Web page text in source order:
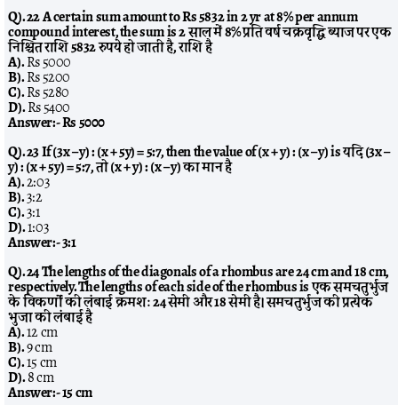
Q). 22 A certain sum amount to Rs 5832 in 2 yr at 8% per annum
compound interest, the sum is 2 साल में 8% प्रति वर्ष चक्रवृद्धि ब्याज पर एक
निश्चित राशि 5832 रुपये हो जाती है, राशि है
A).Rs 5000
B).Rs 5200
C).Rs 5280
D).Rs 5400
Answer:-Rs 5000
Q). 23 If (3x – y) : (x + 5y) = 5:7, then the value of (x + y) : (x – y) is यदि (3x –
y) : (x + 5y) = 5:7, तो (x + y) : (x – y) का मान है
A).2:03
B).3:2
C).3:1
D).1:03
Answer:-3:1
Q). 24 The lengths of the diagonals of a rhombus are 24 cm and 18 cm,
respectively. The lengths of each side of the rhombus is एक समचतुर्भुज
के विकर्णों की लंबाई क्रमशः 24 सेमी और 18 सेमी है। समचतुर्भुज की प्रत्येक
भुजा की लंबाई है
A).12 cm
B).9 cm
C).15 cm
D).8 cm
Answer:-15 cm